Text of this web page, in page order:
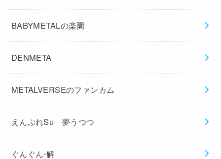
BABYMETALの楽園
DENMETA
METALVERSEのファンカム
えんぷれSu 夢うつつ
ぐんぐん-解